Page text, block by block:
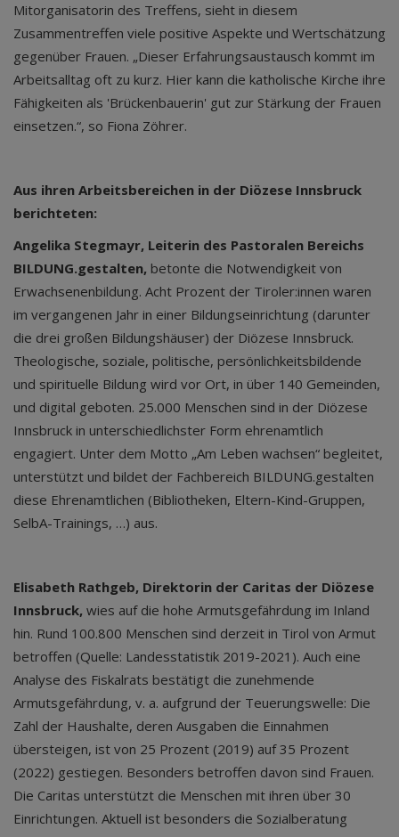
Mitorganisatorin des Treffens, sieht in diesem
Zusammentreffen viele positive Aspekte und Wertschätzung
gegenüber Frauen. „Dieser Erfahrungsaustausch kommt im
Arbeitsalltag oft zu kurz. Hier kann die katholische Kirche ihre
Fähigkeiten als 'Brückenbauerin' gut zur Stärkung der Frauen
einsetzen.“, so Fiona Zöhrer.
Aus ihren Arbeitsbereichen in der Diözese Innsbruck
berichteten:
Angelika Stegmayr, Leiterin des Pastoralen Bereichs
BILDUNG.gestalten, betonte die Notwendigkeit von
Erwachsenenbildung. Acht Prozent der Tiroler:innen waren
im vergangenen Jahr in einer Bildungseinrichtung (darunter
die drei großen Bildungshäuser) der Diözese Innsbruck.
Theologische, soziale, politische, persönlichkeitsbildende
und spirituelle Bildung wird vor Ort, in über 140 Gemeinden,
und digital geboten. 25.000 Menschen sind in der Diözese
Innsbruck in unterschiedlichster Form ehrenamtlich
engagiert. Unter dem Motto „Am Leben wachsen“ begleitet,
unterstützt und bildet der Fachbereich BILDUNG.gestalten
diese Ehrenamtlichen (Bibliotheken, Eltern-Kind-Gruppen,
SelbA-Trainings, …) aus.
Elisabeth Rathgeb, Direktorin der Caritas der Diözese
Innsbruck, wies auf die hohe Armutsgefährdung im Inland
hin. Rund 100.800 Menschen sind derzeit in Tirol von Armut
betroffen (Quelle: Landesstatistik 2019-2021). Auch eine
Analyse des Fiskalrats bestätigt die zunehmende
Armutsgefährdung, v. a. aufgrund der Teuerungswelle: Die
Zahl der Haushalte, deren Ausgaben die Einnahmen
übersteigen, ist von 25 Prozent (2019) auf 35 Prozent
(2022) gestiegen. Besonders betroffen davon sind Frauen.
Die Caritas unterstützt die Menschen mit ihren über 30
Einrichtungen. Aktuell ist besonders die Sozialberatung